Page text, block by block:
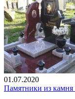
01.07.2020
Памятники из камня